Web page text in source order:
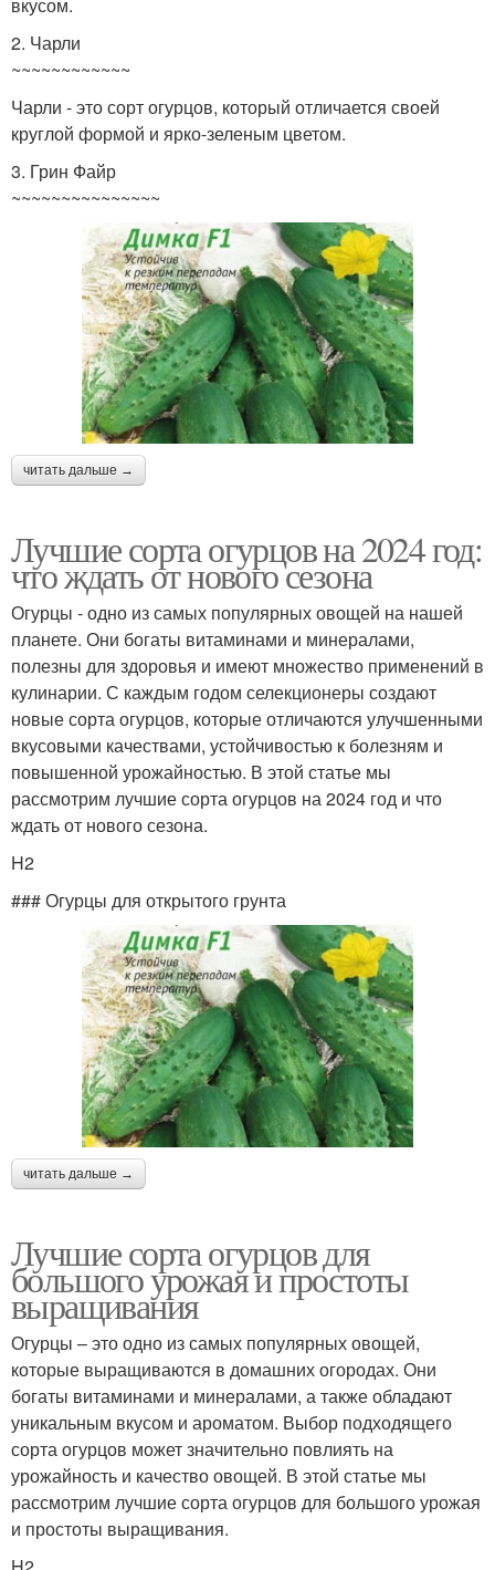
2. Чарли
~~~~~~~~~~~~
Чарли - это сорт огурцов, который отличается своей
круглой формой и ярко-зеленым цветом.
3. Грин Файр
~~~~~~~~~~~~~~~
читать дальше →
Лучшие сорта огурцов на 2024 год:
что ждать от нового сезона
Огурцы - одно из самых популярных овощей на нашей
планете. Они богаты витаминами и минералами,
полезны для здоровья и имеют множество применений в
кулинарии. С каждым годом селекционеры создают
новые сорта огурцов, которые отличаются улучшенными
вкусовыми качествами, устойчивостью к болезням и
повышенной урожайностью. В этой статье мы
рассмотрим лучшие сорта огурцов на 2024 год и что
ждать от нового сезона.
H2
### Огурцы для открытого грунта
читать дальше →
Лучшие сорта огурцов для
большого урожая и простоты
выращивания
Огурцы – это одно из самых популярных овощей,
которые выращиваются в домашних огородах. Они
богаты витаминами и минералами, а также обладают
уникальным вкусом и ароматом. Выбор подходящего
сорта огурцов может значительно повлиять на
урожайность и качество овощей. В этой статье мы
рассмотрим лучшие сорта огурцов для большого урожая
и простоты выращивания.